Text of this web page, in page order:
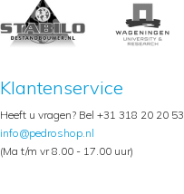
Klantenservice
Heeft u vragen? Bel +31 318 20 20
info@pedroshop.nl
(Ma t/m vr 8.00 - 17.00 uur)